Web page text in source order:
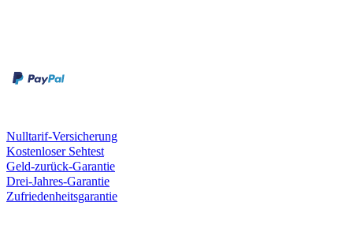
Nulltarif-Versicherung
Kostenloser Sehtest
Geld-zurück-Garantie
Drei-Jahres-Garantie
Zufriedenheitsgarantie